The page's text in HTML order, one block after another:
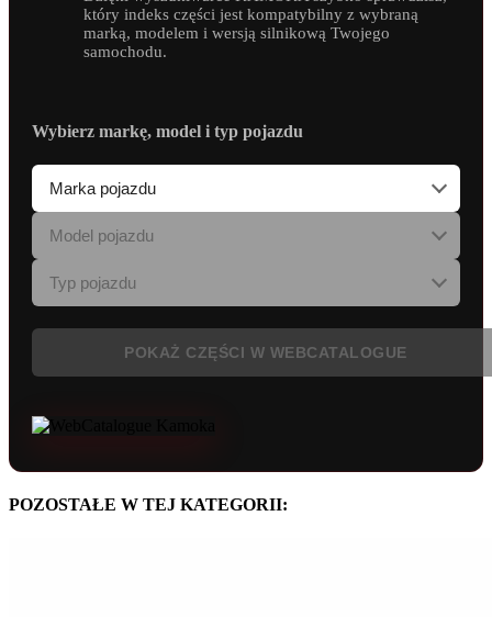
który indeks części jest kompatybilny z wybraną
marką, modelem i wersją silnikową Twojego
samochodu.
Wybierz markę, model i typ pojazdu
POKAŻ CZĘŚCI W WEBCATALOGUE
POZOSTAŁE W TEJ KATEGORII: